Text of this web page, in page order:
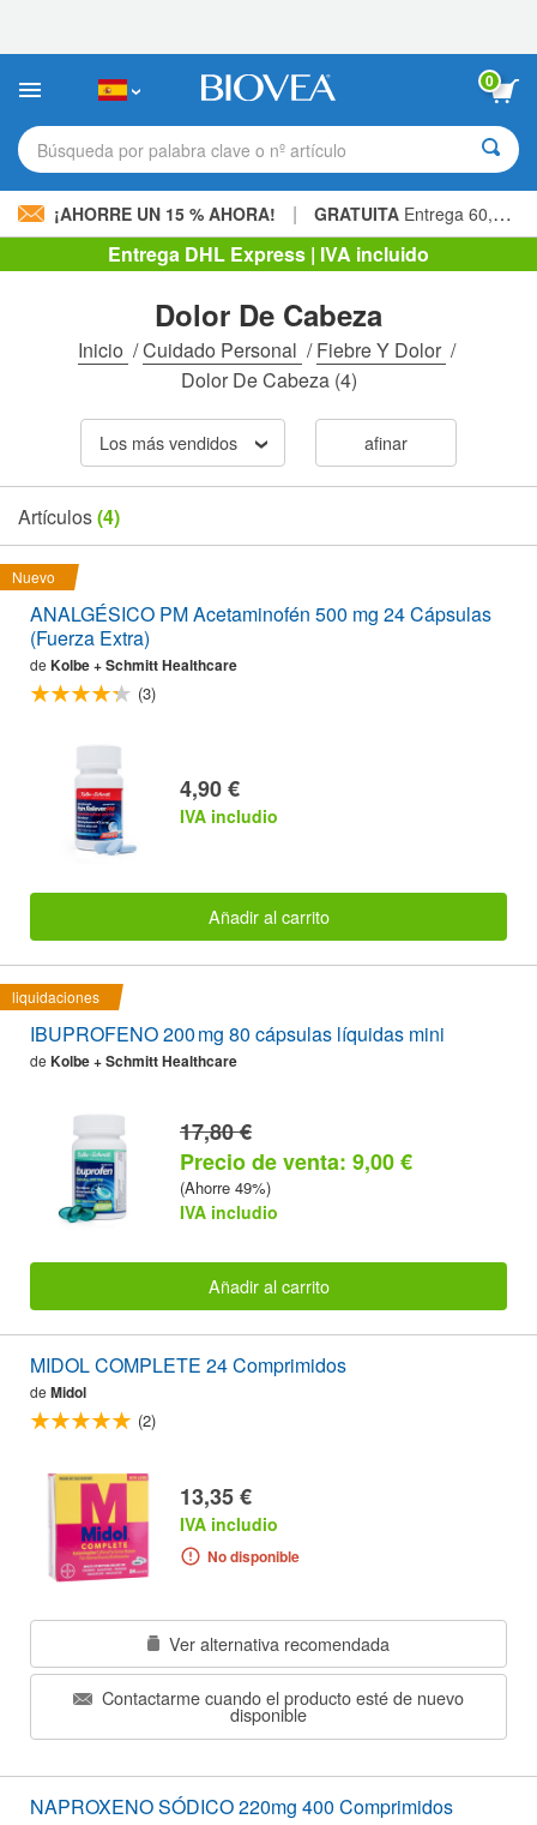
sitio
incluye
sistema
de
0
Búsqueda por palabra clave o nº artículo
¡AHORRE UN 15 % AHORA! | GRATUITA Entrega 60,00 € »
Entrega DHL Express | IVA incluido
Dolor De Cabeza
Inicio /Cuidado Personal /Fiebre Y Dolor /
Dolor De Cabeza(4)
Los más vendidos afinar
Artículos(4)
Nuevo
ANALGÉSICO PM Acetaminofén 500 mg 24 Cápsulas
(Fuerza Extra)
de Kolbe + Schmitt Healthcare
(3)
4,90 €
IVA includio
Añadir al carrito
liquidaciones
IBUPROFENO 200 mg 80 cápsulas líquidas mini
de Kolbe + Schmitt Healthcare
17,80 €
Precio de venta: 9,00 €
(Ahorre 49%)
IVA includio
Añadir al carrito
MIDOL COMPLETE 24 Comprimidos
de Midol
(2)
13,35 €
IVA includio
No disponible
Ver alternativa recomendada
Contactarme cuando el producto esté de nuevo
disponible
NAPROXENO SÓDICO 220mg 400 Comprimidos